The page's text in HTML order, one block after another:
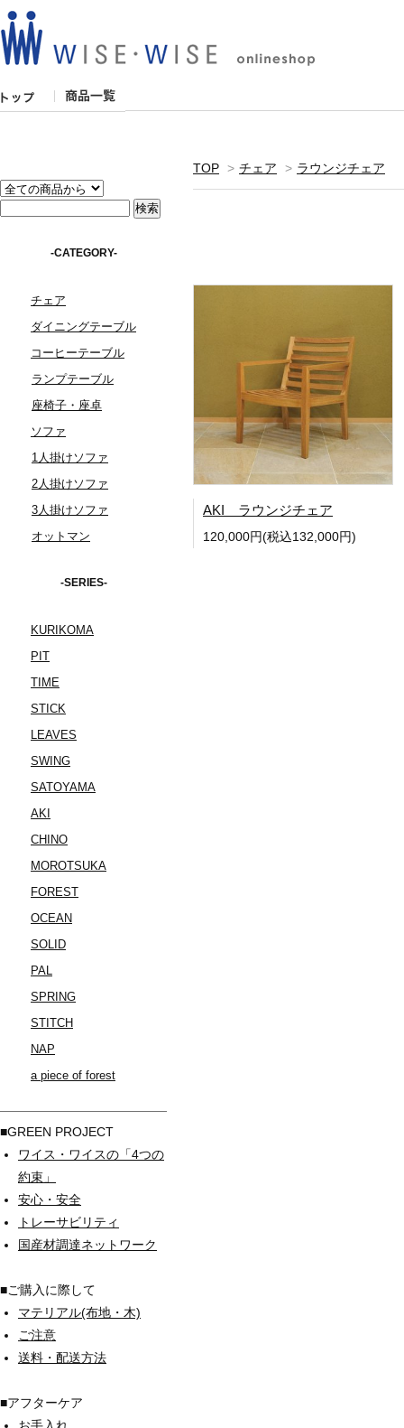
TOP > チェア > ラウンジチェア
AKI ラウンジチェア
120,000円(税込132,000円)
-CATEGORY-
チェア
ダイニングテーブル
コーヒーテーブル
ランプテーブル
座椅子・座卓
ソファ
1人掛けソファ
2人掛けソファ
3人掛けソファ
オットマン
-SERIES-
KURIKOMA
PIT
TIME
STICK
LEAVES
SWING
SATOYAMA
AKI
CHINO
MOROTSUKA
FOREST
OCEAN
SOLID
PAL
SPRING
STITCH
NAP
a piece of forest
■GREEN PROJECT
ワイス・ワイスの「4つの
約束」
安心・安全
トレーサビリティ
国産材調達ネットワーク
■ご購入に際して
マテリアル(布地・木)
ご注意
送料・配送方法
■アフターケア